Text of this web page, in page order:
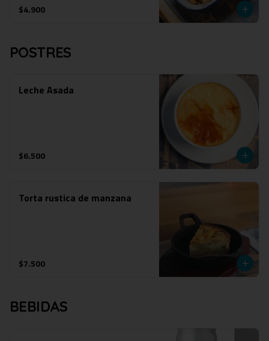
$4.900
POSTRES
Leche Asada
$6.500
Torta rustica de manzana
$7.500
BEBIDAS